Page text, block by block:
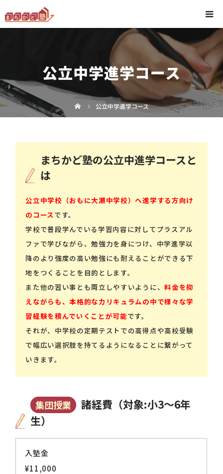
公立中学進学コース
公立中学進学コース
まちかど塾の公立中進学コースと
は
公立中学校（おもに大瀬中学校）へ進学する方向け
のコースです。
学校で普段学んでいる学習内容に対してプラスアル
ファで学びながら、勉強力を身につけ、中学進学以
降のより強度の高い勉強にも耐えることができる下
地をつくることを目的とします。
また他の習い事とも両立しやすいように、料金を抑
えながらも、本格的なカリキュラムの中で様々な学
習経験を積んでいくことが可能です。
それが、中学校の定期テストでの高得点や高校受験
で幅広い選択肢を持てるようになることに繋がって
いきます。
集団授業
諸経費（対象:小3～6年
生）
入塾金
¥11,000